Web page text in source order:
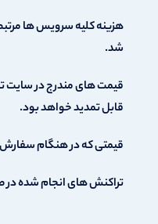
هزینه کلیه سرویس ها
شد.
قیمت های مندرج در سایت تا
قابل تمدید خواهد بود.
قیمتی که در هنگام سفارش
تراکنش های انجام شده در صورتی که به هر دلیل